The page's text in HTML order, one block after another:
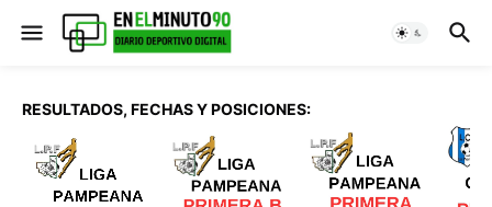
RESULTADOS, FECHAS Y POSICIONES: